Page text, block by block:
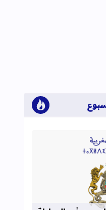
المزيد عن لوائح نهائية بأسماء